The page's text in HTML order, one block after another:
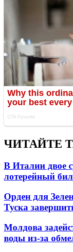
ЧИТАЙТЕ
В Италии двое
лотерейный
Орден для
Туска
Молдова
воды из-за